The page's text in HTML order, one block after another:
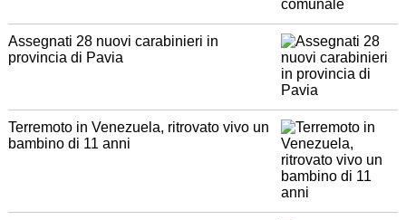
Assegnati 28 nuovi carabinieri in
provincia di Pavia
Terremoto in Venezuela, ritrovato vivo un
bambino di 11 anni